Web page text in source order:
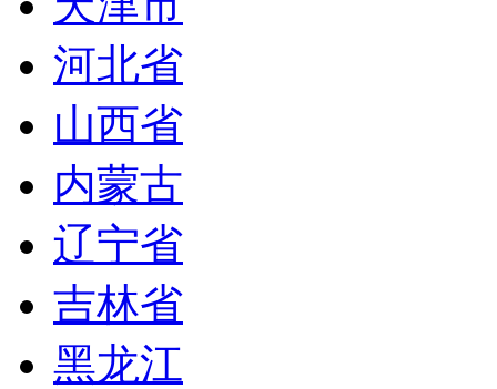
河北省
山西省
内蒙古
辽宁省
吉林省
黑龙江